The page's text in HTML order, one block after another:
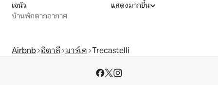
เจนัว
บ้านพักตากอากาศ
แสดงมากขึ้น
Airbnb อิตาลี มาร์เค Trecastelli